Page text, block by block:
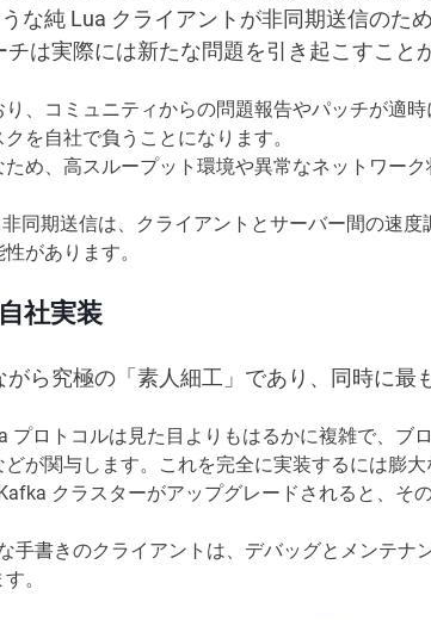
な純 Lua クライアントが非同期送信のた
は実際には新たな問題を引き起こすこと
り、コミュニティからの問題報告やパッチが適
を自社で負うことになります。
め、高スループット環境や異常なネットワー
同期送信は、クライアントとサーバー間の速
があります。
社実装
ら究極の「素人細工」であり、同時に最
プロトコルは見た目よりもはるかに複雑で、ブ
が関与します。これを完全に実装するには膨大
クラスターがアップグレードされると、そ
手書きのクライアントは、デバッグとメンテナ
。